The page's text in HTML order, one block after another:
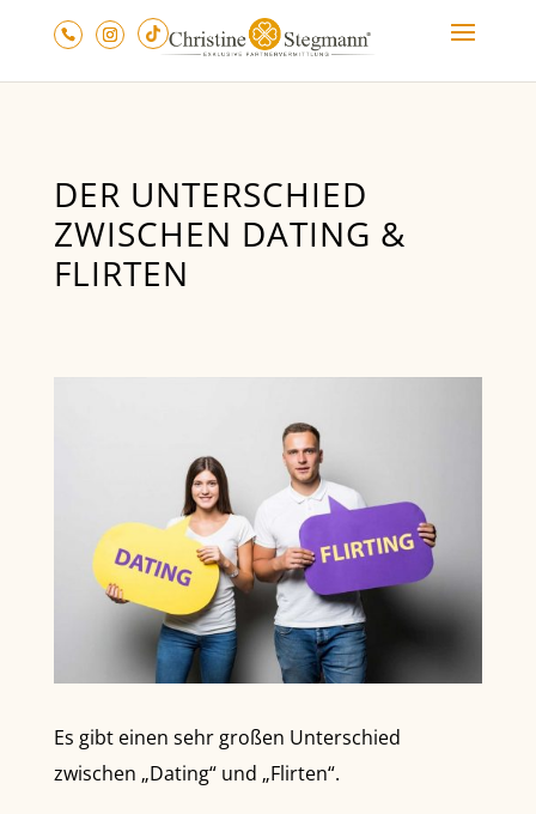
DER UNTERSCHIED
ZWISCHEN DATING &
FLIRTEN
Es gibt einen sehr großen Unterschied
zwischen „Dating“ und „Flirten“.